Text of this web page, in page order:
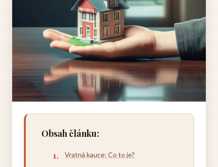
Obsah článku:
Vratná kauce: Co to je?